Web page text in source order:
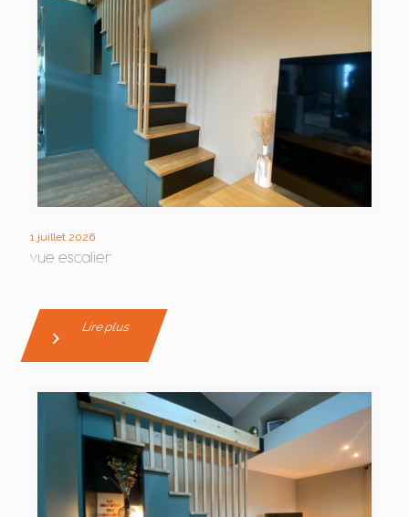
1 juillet 2026
vue escalier
Lire plus